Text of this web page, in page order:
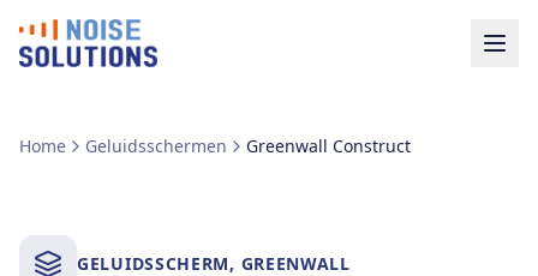
Home Geluidsschermen Greenwall Construct
GELUIDSSCHERM, GREENWALL